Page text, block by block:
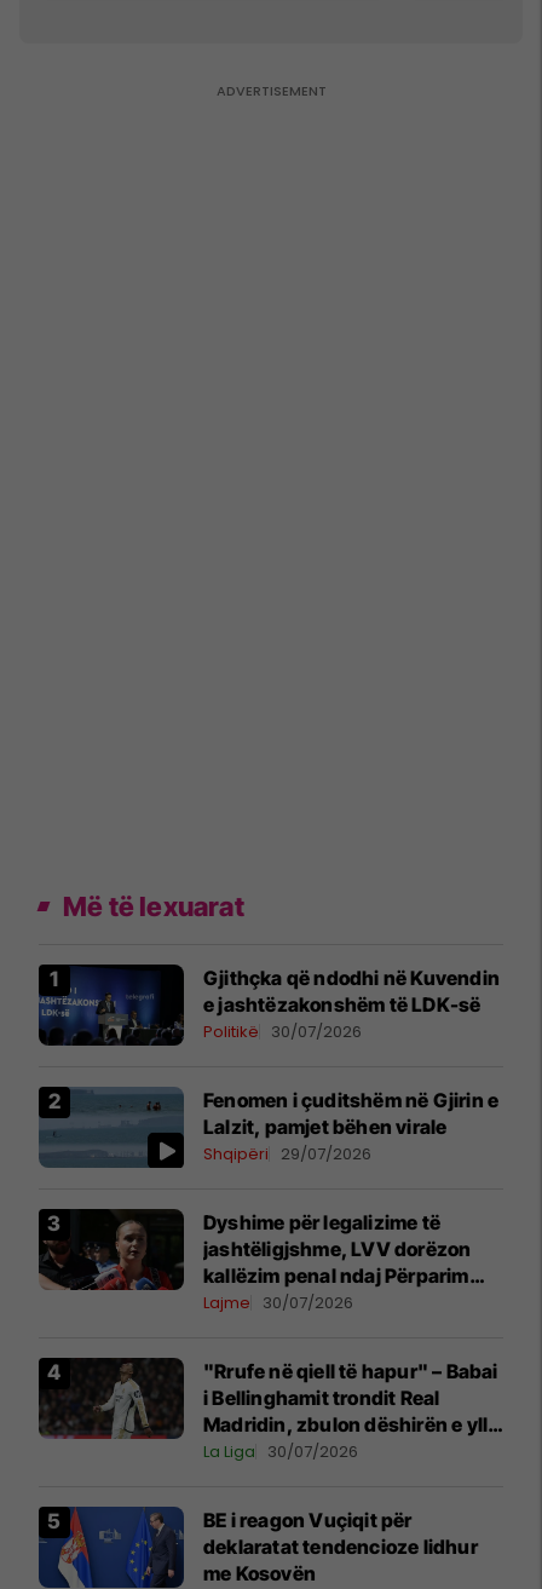
Më të lexuarat
Gjithçka që ndodhi në Kuvendin
e jashtëzakonshëm të LDK-së
Politikë 30/07/2026
Fenomen i çuditshëm në Gjirin e
Lalzit, pamjet bëhen virale
Shqipëri 29/07/2026
Dyshime për legalizime të
jashtëligjshme, LVV dorëzon
kallëzim penal ndaj Përparim
Ramës dhe zyrtarëve të
Lajme 30/07/2026
"Rrufe në qiell të hapur" – Babai
i Bellinghamit trondit Real
Madridin, zbulon dëshirën e yllit
anglez për largim
La Liga 30/07/2026
BE i reagon Vuçiqit për
deklaratat tendencioze lidhur
me Kosovën